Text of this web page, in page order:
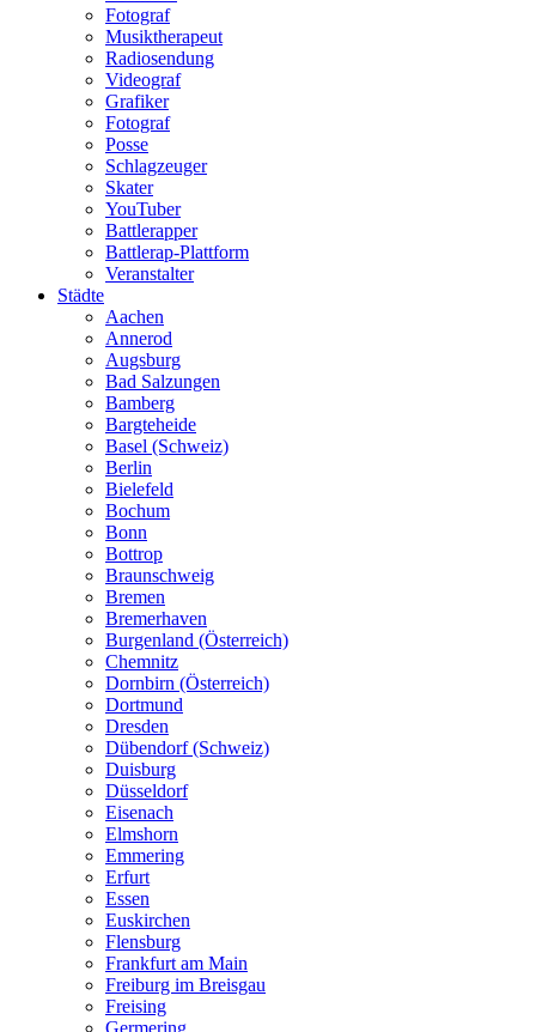
Fotograf
Musiktherapeut
Radiosendung
Videograf
Grafiker
Fotograf
Posse
Schlagzeuger
Skater
YouTuber
Battlerapper
Battlerap-Plattform
Veranstalter
Städte
Aachen
Annerod
Augsburg
Bad Salzungen
Bamberg
Bargteheide
Basel (Schweiz)
Berlin
Bielefeld
Bochum
Bonn
Bottrop
Braunschweig
Bremen
Bremerhaven
Burgenland (Österreich)
Chemnitz
Dornbirn (Österreich)
Dortmund
Dresden
Dübendorf (Schweiz)
Duisburg
Düsseldorf
Eisenach
Elmshorn
Emmering
Erfurt
Essen
Euskirchen
Flensburg
Frankfurt am Main
Freiburg im Breisgau
Freising